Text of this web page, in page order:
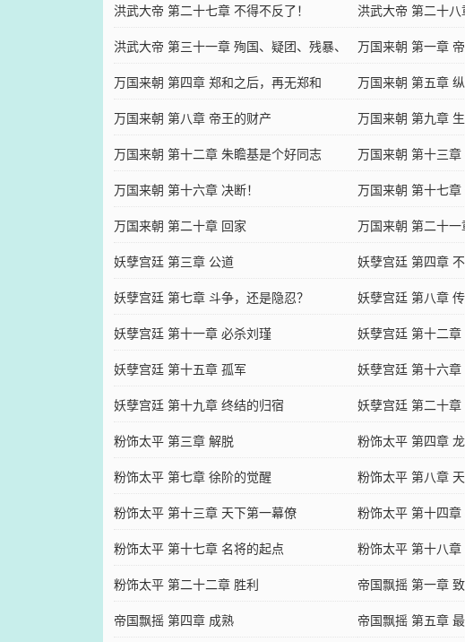
洪武大帝 第二十七章 不得不反了！
洪武大帝 第二十
洪武大帝 第三十一章 殉国、疑团、残暴、
软弱
万国来朝 第一章
万国来朝 第四章 郑和之后，再无郑和
万国来朝 第五章
万国来朝 第八章 帝王的财产
万国来朝 第九章
万国来朝 第十二章 朱瞻基是个好同志
万国来朝 第十三章
万国来朝 第十六章 决断！
万国来朝 第十七章
万国来朝 第二十章 回家
万国来朝 第二十
妖孽宫廷 第三章 公道
妖孽宫廷 第四章
妖孽宫廷 第七章 斗争，还是隐忍？
妖孽宫廷 第八章
妖孽宫廷 第十一章 必杀刘瑾
妖孽宫廷 第十二
妖孽宫廷 第十五章 孤军
妖孽宫廷 第十六章
妖孽宫廷 第十九章 终结的归宿
妖孽宫廷 第二十
粉饰太平 第三章 解脱
粉饰太平 第四章
粉饰太平 第七章 徐阶的觉醒
粉饰太平 第八章
粉饰太平 第十三章 天下第一幕僚
粉饰太平 第十四章
粉饰太平 第十七章 名将的起点
粉饰太平 第十八
粉饰太平 第二十二章 胜利
帝国飘摇 第一章
帝国飘摇 第四章 成熟
帝国飘摇 第五章